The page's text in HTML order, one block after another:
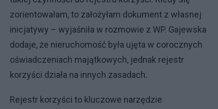
zorientowałam, to założyłam dokument z własnej
inicjatywy – wyjaśniła w rozmowie z WP. Gajewska
dodaje, że nieruchomość była ujęta w corocznych
oświadczeniach majątkowych, jednak rejestr
korzyści działa na innych zasadach.
Rejestr korzyści to kluczowe narzędzie